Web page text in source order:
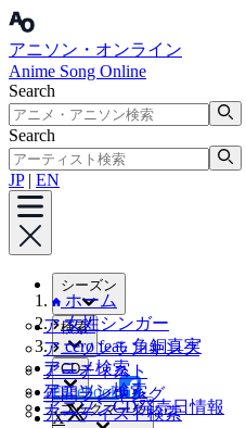
アニソン・オンライン
Anime Song Online
Search
Search
JP| EN
シーズン
アニメ
アニソンランキング
アーティスト
年間ランキング
検索
アニメ検索
アニソン検索
アーティスト検索
CD
アニソンCD発売日情報
ブックマーク
ホーム
女性シンガー
cero feat. 角銅真実
Facebook
X